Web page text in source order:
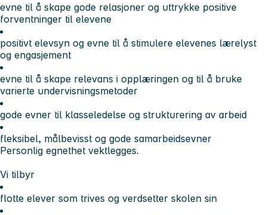
evne til å skape gode relasjoner og uttrykke positive
forventninger til elevene
positivt elevsyn og evne til å stimulere elevenes lærelyst
og engasjement
evne til å skape relevans i opplæringen og til å bruke
varierte undervisningsmetoder
gode evner til klasseledelse og strukturering av arbeid
fleksibel, målbevisst og gode samarbeidsevner
Personlig egnethet vektlegges.
Vi tilbyr
flotte elever som trives og verdsetter skolen sin